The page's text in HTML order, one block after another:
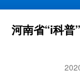
河南省“i科普